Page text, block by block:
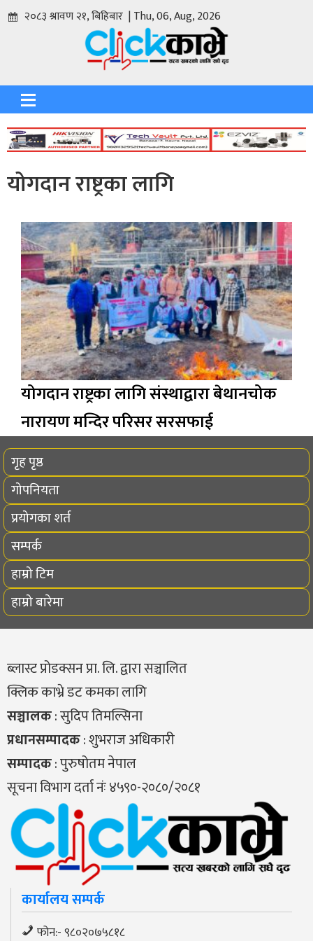
२०८३ श्रावण २१, बिहिबार | Thu, 06, Aug, 2026
योगदान राष्ट्रका लागि
योगदान राष्ट्रका लागि संस्थाद्वारा बेथानचोक
नारायण मन्दिर परिसर सरसफाई
गृह पृष्ठ
गोपनियता
प्रयोगका शर्त
सम्पर्क
हाम्रो टिम
हाम्रो बारेमा
ब्लास्ट प्रोडक्सन प्रा. लि. द्वारा सञ्चालित
क्लिक काभ्रे डट कमका लागि
सञ्चालक: सुदिप तिमल्सिना
प्रधानसम्पादक: शुभराज अधिकारी
सम्पादक: पुरुषोतम नेपाल
सूचना विभाग दर्ता नंः ४५९०-२०८०/२०८१
कार्यालय सम्पर्क
फोन:- ९८०२०७५८१८